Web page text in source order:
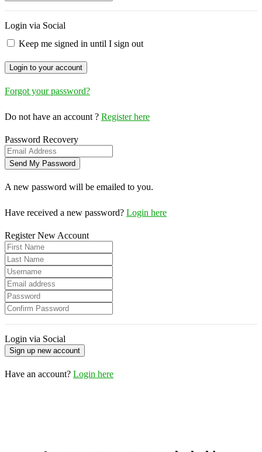
Login via Social
Keep me signed in until I sign out
Forgot your password?
Do not have an account ? Register here
Password Recovery
A new password will be emailed to you.
Have received a new password? Login here
Register New Account
Login via Social
Have an account? Login here